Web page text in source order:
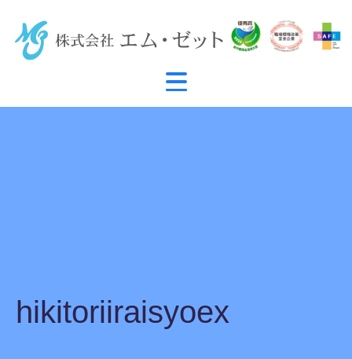
hikitoriiraisyoex